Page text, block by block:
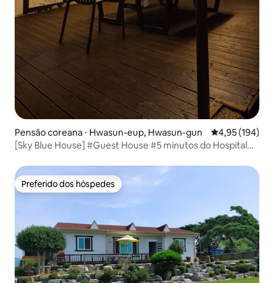
Pensão coreana ⋅ Hwasun-eup, Hwasun-gun 4,95 de uma
4,95 (194)
[Sky Blue House] #Guest House #5 minutos do Hospital
Privada Leia a descrição da acomodação ~
Preferido dos hóspedes
Preferido dos hóspedes